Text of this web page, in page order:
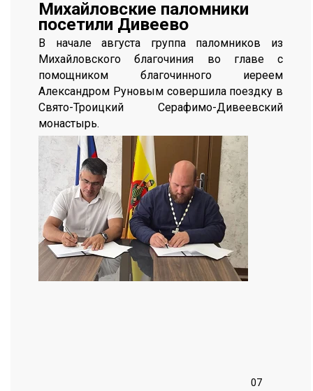
Михайловские паломники
посетили Дивеево
В начале августа группа паломников из
Михайловского благочиния во главе с
помощником благочинного иереем
Александром Руновым совершила поездку в
Свято-Троицкий Серафимо-Дивеевский
монастырь.
07